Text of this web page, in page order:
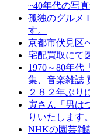
~40年代の写
孤独のグルメ
す。
京都市伏見区
宅配買取にて
1970～80年代
集、音楽雑誌
２８２年ぶり
寅さん「男は
りいたします。
NHKの園芸雑